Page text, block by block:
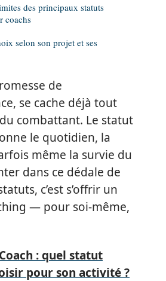
des principaux statuts
coachs
selon son projet et ses
de
se cache déjà tout
combattant. Le statut
le quotidien, la
même la survie du
dans ce dédale de
c’est s’offrir un
— pour soi-même,
Coach : quel statut
pour son activité ?